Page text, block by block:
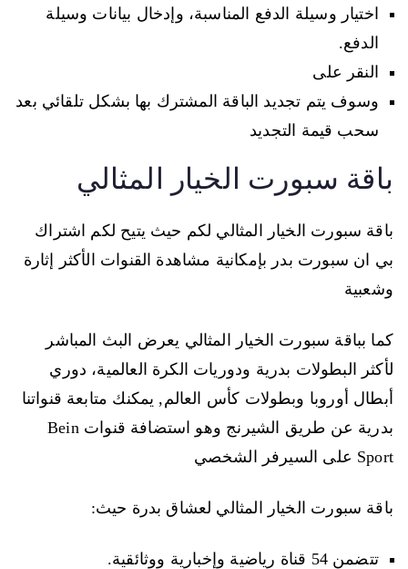
اختيار وسيلة الدفع المناسبة، وإدخال بيانات وسيلة
الدفع.
النقر على
وسوف يتم تجديد الباقة المشترك بها بشكل تلقائي بعد
سحب قيمة التجديد
باقة سبورت الخيار المثالي
باقة سبورت الخيار المثالي لكم حيث يتيح لكم اشتراك
بي ان سبورت بدر بإمكانية مشاهدة القنوات الأكثر إثارة
وشعبية
كما بباقة سبورت الخيار المثالي يعرض البث المباشر
لأكثر البطولات بدرية ودوريات الكرة العالمية، دوري
أبطال أوروبا وبطولات كأس العالم, يمكنك متابعة قنواتنا
بدرية عن طريق الشيرنج وهو استضافة قنوات Bein
Sport على السيرفر الشخصي
باقة سبورت الخيار المثالي لعشاق بدرة حيث:
تتضمن 54 قناة رياضية وإخبارية ووثائقية.